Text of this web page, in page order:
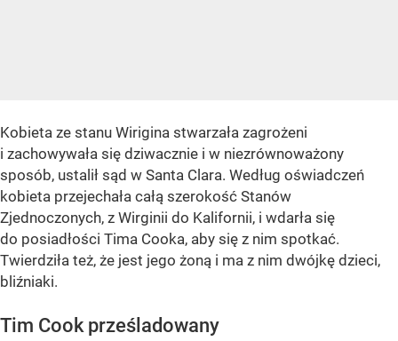
Kobieta ze stanu Wirigina stwarzała zagrożeni
i zachowywała się dziwacznie i w niezrównoważony
sposób, ustalił sąd w Santa Clara. Według oświadczeń
kobieta przejechała całą szerokość Stanów
Zjednoczonych, z Wirginii do Kalifornii, i wdarła się
do posiadłości Tima Cooka, aby się z nim spotkać.
Twierdziła też, że jest jego żoną i ma z nim dwójkę dzieci,
bliźniaki.
Tim Cook prześladowany